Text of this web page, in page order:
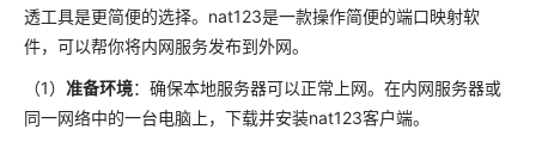
透工具是更简便的选择。nat123是一款操作简便的端口映射软
件，可以帮你将内网服务发布到外网。
（1） 准备环境：确保本地服务器可以正常上网。在内网服务器或
同一网络中的一台电脑上，下载并安装nat123客户端。